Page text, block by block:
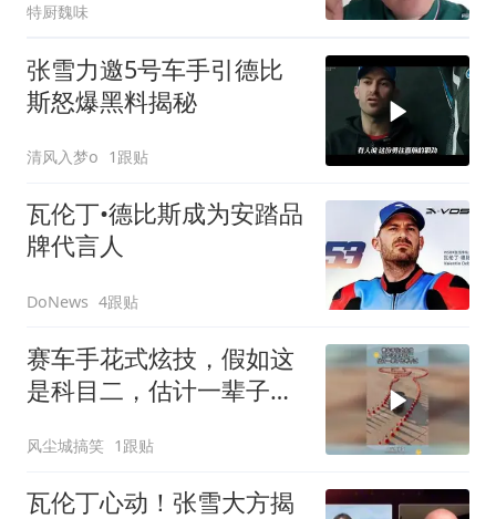
特厨魏味
张雪力邀5号车手引德比
斯怒爆黑料揭秘
清风入梦o 1跟贴
瓦伦丁•德比斯成为安踏品
牌代言人
DoNews 4跟贴
赛车手花式炫技，假如这
是科目二，估计一辈子也
风尘城搞笑 1跟贴
瓦伦丁心动！张雪大方揭